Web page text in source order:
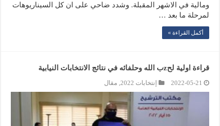
ومالية في الاشهر المقبلة. وشدد ضاحي على ان كل السيناريوهات
لمرحلة ما بعد …
أكمل القراءة »
قراءة اولية لحzب الله وحلفائه في نتائج الانتخابات النيابية
2022-05-21 إنتخابات 2022 , مقال